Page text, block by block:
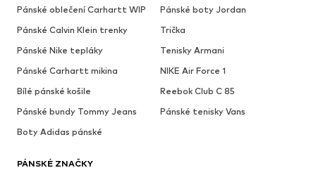
Pánské oblečení Carhartt WIP
Pánské boty Jordan
Pánské Calvin Klein trenky
Trička
Pánské Nike tepláky
Tenisky Armani
Pánské Carhartt mikina
NIKE Air Force 1
Bílé pánské košile
Reebok Club C 85
Pánské bundy Tommy Jeans
Pánské tenisky Vans
Boty Adidas pánské
PÁNSKÉ ZNAČKY